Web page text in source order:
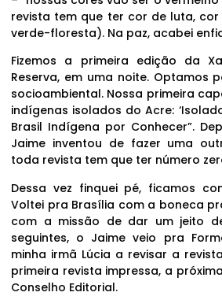
revista tem que ter cor de luta, cor
verde-floresta). Na paz, acabei
Fizemos a primeira edição da
Reserva, em uma noite. Optamos
socioambiental. Nossa primeira
indígenas isolados do Acre:
Brasil Indígena por Conhecer”.
Jaime inventou de fazer uma
toda revista tem que ter número
Dessa vez finquei pé, ficamos
Voltei pra Brasília com a boneca
com a missão de dar um jeito
seguintes, o Jaime veio pra
minha irmã Lúcia a revisar a
primeira revista impressa, a
Conselho Editorial.